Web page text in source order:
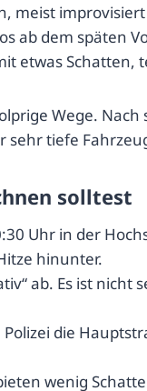
meist
ab dem späten
etwas Schatten,
Wege.
tiefe
solltest
Uhr in der
hinunter.
ab. Es ist
die
wenig